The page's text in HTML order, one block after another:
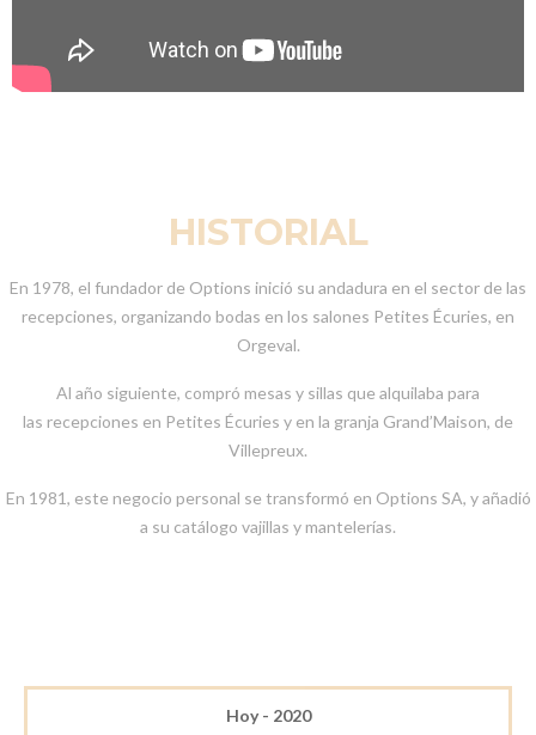
HISTORIAL
En 1978, el fundador de Options inició su andadura en el sector de las
recepciones, organizando bodas en los salones Petites Écuries, en
Orgeval.
Al año siguiente, compró mesas y sillas que alquilaba para
las recepciones en Petites Écuries y en la granja Grand’Maison, de
Villepreux.
En 1981, este negocio personal se transformó en Options SA, y añadió
a su catálogo vajillas y mantelerías.
Hoy - 2020